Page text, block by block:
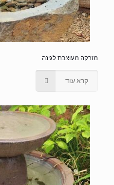
מזרקה מעוצבת לגינה
קרא עוד